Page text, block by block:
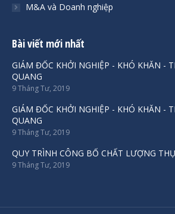
M&A và Doanh nghiệp
Bài viết mới nhất
GIÁM ĐỐC KHỞI NGHIỆP - KHÓ KHĂN -
QUANG
9 Tháng Tư, 2019
GIÁM ĐỐC KHỞI NGHIỆP - KHÓ KHĂN -
QUANG
9 Tháng Tư, 2019
QUY TRÌNH CÔNG BỐ CHẤT LƯỢNG
9 Tháng Tư, 2019